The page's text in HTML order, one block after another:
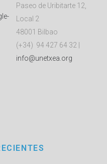
Paseo de Uribitarte 12,
Local 2
48001 Bilbao
(+34) 94 427 64 32 |
info@unetxea.org